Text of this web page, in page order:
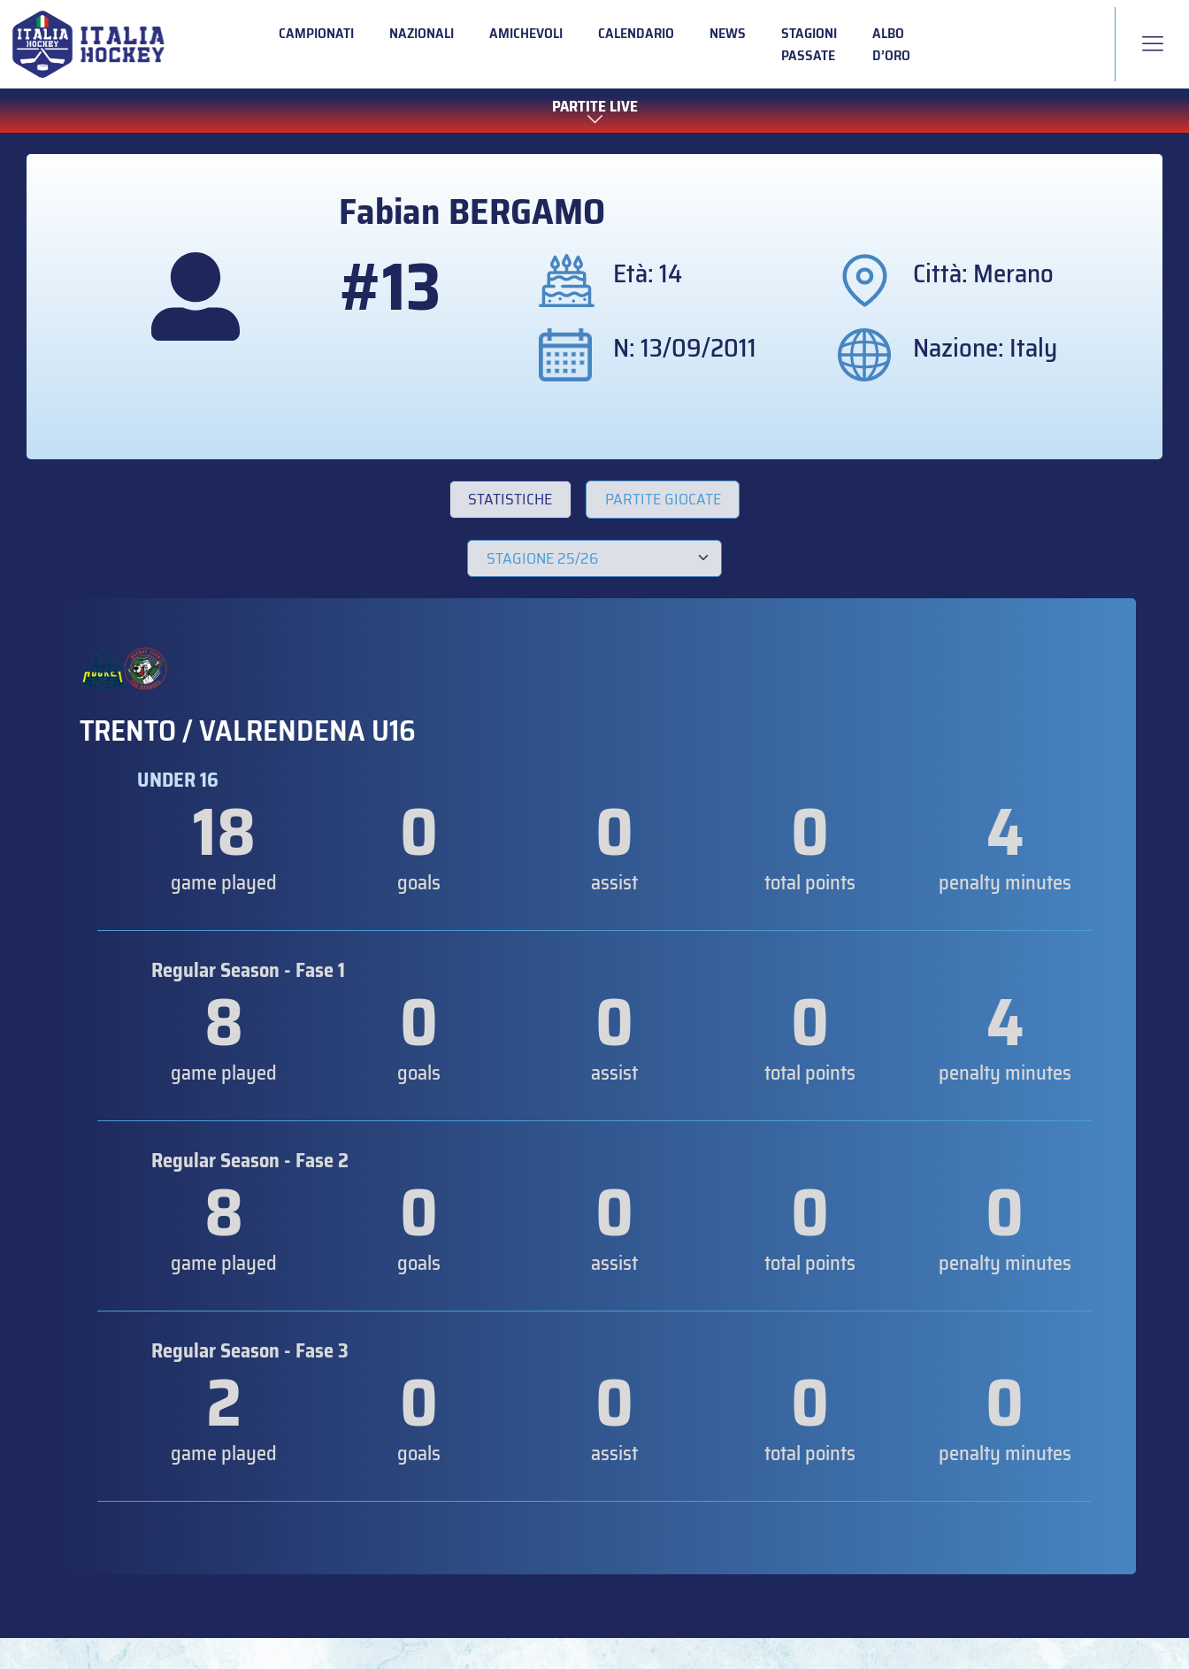
CAMPIONATI NAZIONALI AMICHEVOLI CALENDARIO NEWS
STAGIONI
PASSATE
ALBO
D’ORO
PARTITE LIVE
Fabian BERGAMO
#13 Età: 14
Città: Merano
N: 13/09/2011
Nazione: Italy
STATISTICHE PARTITE GIOCATE
TRENTO / VALRENDENA U16
UNDER 1618
game played 0
goals 0
assist 0
total points 4
penalty minutes
Regular Season - Fase 1
8
game played 0
goals 0
assist 0
total points 4
penalty minutes
Regular Season - Fase 2
8
game played 0
goals 0
assist 0
total points 0
penalty minutes
Regular Season - Fase 3
2
game played 0
goals 0
assist 0
total points 0
penalty minutes